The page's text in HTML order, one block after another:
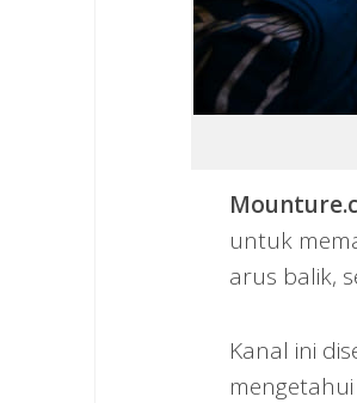
untuk
arus balik,
Kanal ini